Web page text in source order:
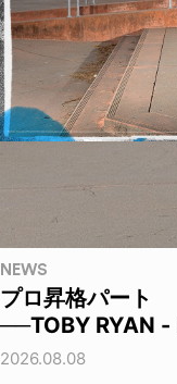
NEWS
プロ昇格パート
──TOBY RYAN -
2026.08.08